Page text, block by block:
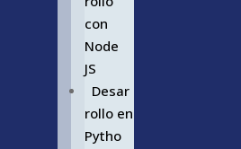
con
Node
JS
Desar
rollo en
Pytho